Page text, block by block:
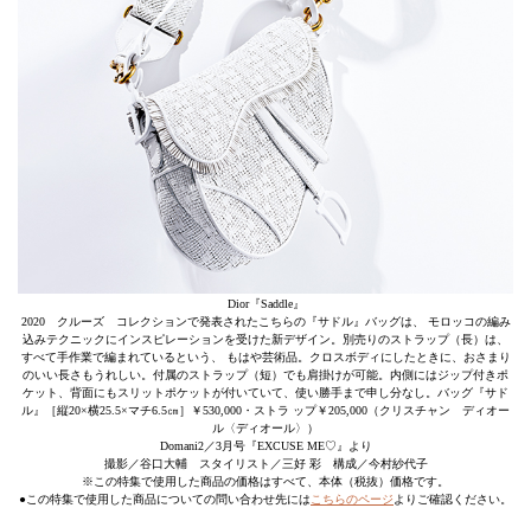
Dior『Saddle』
2020 クルーズ コレクションで発表されたこちらの『サドル』バッグは、 モロッコの編み
込みテクニックにインスピレーションを受けた新デザイン。別売りのストラップ（長）は、
すべて手作業で編まれているという、 もはや芸術品。クロスボディにしたときに、おさまり
のいい長さもうれしい。付属のストラップ（短）でも肩掛けが可能。内側にはジップ付きポ
ケット、背面にもスリットポケットが付いていて、使い勝手まで申し分なし。バッグ『サド
ル』［縦20×横25.5×マチ6.5㎝］￥530,000・ストラ ップ￥205,000（クリスチャン ディオー
ル〈ディオール〉）
Domani2／3月号『EXCUSE ME♡』より
撮影／谷口大輔 スタイリスト／三好 彩 構成／今村紗代子
※この特集で使用した商品の価格はすべて、本体（税抜）価格です。
●この特集で使用した商品についての問い合わせ先にはこちらのページよりご確認ください。